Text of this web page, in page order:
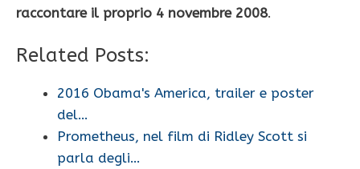
raccontare il proprio 4 novembre 2008.
Related Posts:
2016 Obama's America, trailer e poster
del…
Prometheus, nel film di Ridley Scott si
parla degli…